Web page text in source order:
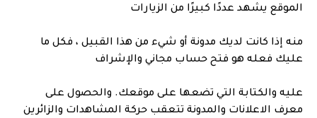
الموقع يشهد عددًا كبيرًا من الزيارات
منه إذا كانت لديك مدونة أو شيء من هذا القبيل ، فكل ما
عليك فعله هو فتح حساب مجاني والإشراف
عليه والكتابة التي تضعها على موقعك. والحصول على
معرف الاعلانات والمدونة تتعقب حركة المشاهدات والزائرين